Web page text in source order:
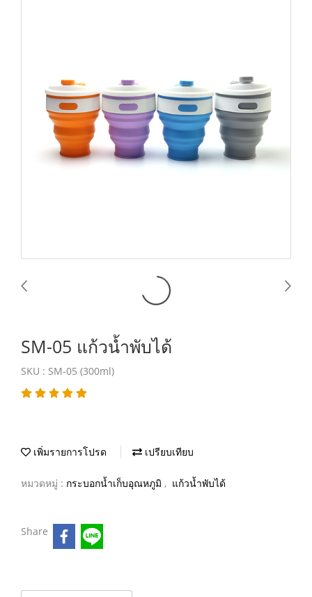
SM-05 แก้วน้ำพับได้
SKU : SM-05 (300ml)
เพิ่มรายการโปรด เปรียบเทียบ
หมวดหมู่ : กระบอกน้ำเก็บอุณหภูมิ , แก้วน้ำพับได้
Share